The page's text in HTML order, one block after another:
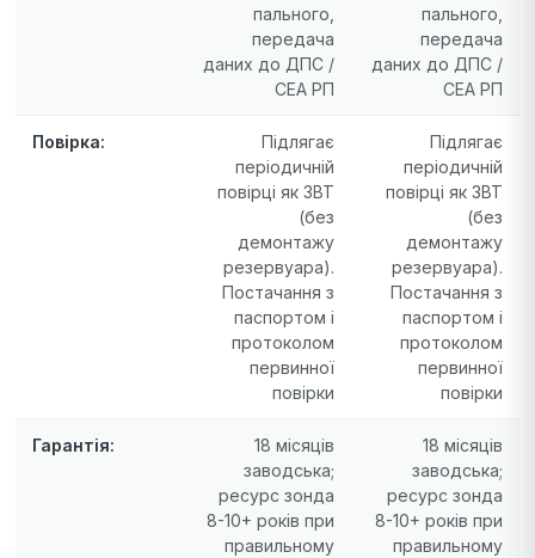
пального,
передача
даних до ДПС /
СЕА РП
пального,
передача
даних до ДПС /
СЕА РП
Повірка:
Підлягає
періодичній
повірці як ЗВТ
(без
демонтажу
резервуара).
Постачання з
паспортом і
протоколом
первинної
повірки
Підлягає
періодичній
повірці як ЗВТ
(без
демонтажу
резервуара).
Постачання з
паспортом і
протоколом
первинної
повірки
Гарантія:
18 місяців
заводська;
ресурс зонда
8-10+ років при
правильному
18 місяців
заводська;
ресурс зонда
8-10+ років при
правильному